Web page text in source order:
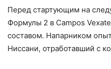
Перед стартующим на
Формулы 2 в Campos
составом. Напарником
Ниссани, отработавший с